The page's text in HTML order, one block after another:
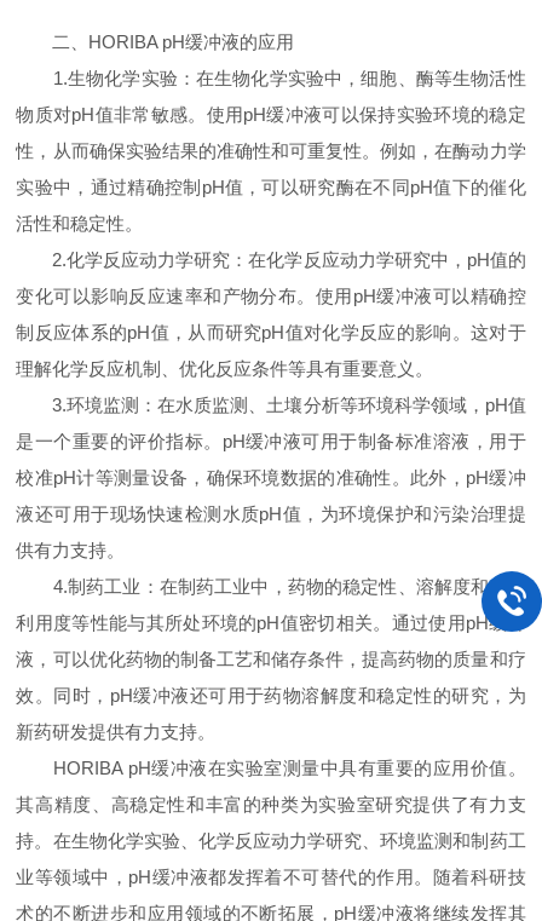
二、HORIBA pH缓冲液的应用
1.生物化学实验：在生物化学实验中，细胞、酶等生物活性
物质对pH值非常敏感。使用pH缓冲液可以保持实验环境的稳定
性，从而确保实验结果的准确性和可重复性。例如，在酶动力学
实验中，通过精确控制pH值，可以研究酶在不同pH值下的催化
活性和稳定性。
2.化学反应动力学研究：在化学反应动力学研究中，pH值的
变化可以影响反应速率和产物分布。使用pH缓冲液可以精确控
制反应体系的pH值，从而研究pH值对化学反应的影响。这对于
理解化学反应机制、优化反应条件等具有重要意义。
3.环境监测：在水质监测、土壤分析等环境科学领域，pH值
是一个重要的评价指标。pH缓冲液可用于制备标准溶液，用于
校准pH计等测量设备，确保环境数据的准确性。此外，pH缓冲
液还可用于现场快速检测水质pH值，为环境保护和污染治理提
供有力支持。
4.制药工业：在制药工业中，药物的稳定性、溶解度和生物
利用度等性能与其所处环境的pH值密切相关。通过使用pH缓冲
液，可以优化药物的制备工艺和储存条件，提高药物的质量和疗
效。同时，pH缓冲液还可用于药物溶解度和稳定性的研究，为
新药研发提供有力支持。
HORIBA pH缓冲液在实验室测量中具有重要的应用价值。
其高精度、高稳定性和丰富的种类为实验室研究提供了有力支
持。在生物化学实验、化学反应动力学研究、环境监测和制药工
业等领域中，pH缓冲液都发挥着不可替代的作用。随着科研技
术的不断进步和应用领域的不断拓展，pH缓冲液将继续发挥其